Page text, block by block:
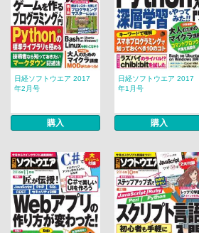
日経ソフトウエア 2017
年2月号
購入
日経ソフトウエア 2017
年1月号
購入